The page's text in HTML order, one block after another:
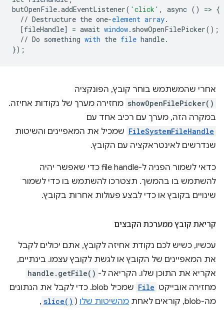
butOpenFile.addEventListener( 'click' , async () => {
// Destructure the one-element array.
[fileHandle] = await window. showOpenFilePicker();
// Do something with the file handle.
});
אחרי שהמשתמש בוחר קובץ, הפונקציה
showOpenFilePicker() מחזירה מערך של נקודות אחיזה.
במקרה הזה, מערך עם רכיב אחד עם
FileSystemFileHandle שמכיל את המאפיינים והשיטות
שנדרשים לאינטראקציה עם הקובץ.
כדאי לשמור הפניה ל-file handle כדי שאפשר יהיה
להשתמש בו בהמשך. תצטרכו להשתמש בו כדי לשמור
שינויים בקובץ או כדי לבצע פעולות אחרות בקובץ.
קריאת קובץ ממערכת הקבצים
עכשיו, כשיש לכם נקודת אחיזה לקובץ, אתם יכולים לקבל
את המאפיינים של הקובץ או לגשת לקובץ עצמו. בינתיים,
אקריא את התוכן שלו. הקריאה ל- handle.getFile()
מחזירה אובייקט File
שמכיל blob. כדי לקבל את הנתונים
מה-blob, קוראים לאחת
מהשיטות שלו (
slice()
,‏